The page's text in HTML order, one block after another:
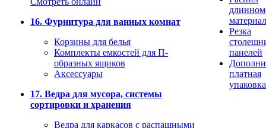
16. Фурнитура для ванных комнат
Корзины для белья
Комплекты емкостей для П-
образных ящиков
Аксессуары
17. Ведра для мусора, системы
сортировки и хранения
Ведра для каркасов с распашными
Резка
панелей
платная
упаковка